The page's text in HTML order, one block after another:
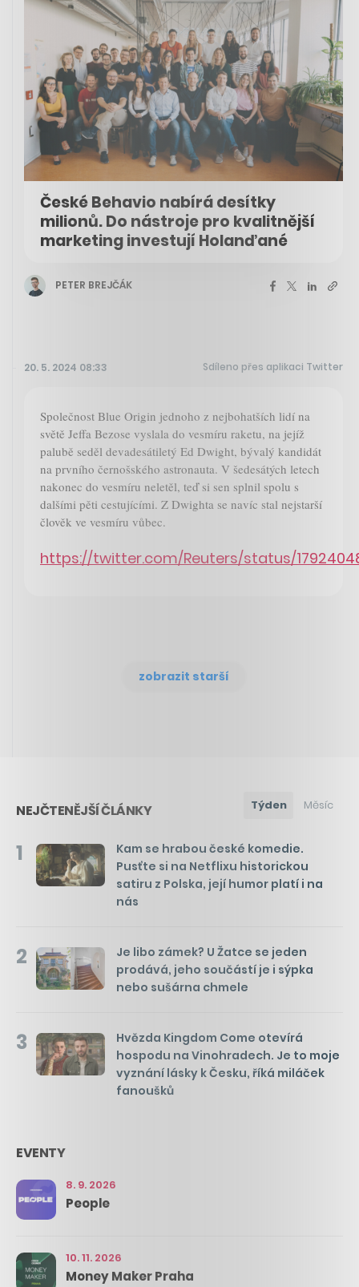
České Behavio nabírá desítky
milionů. Do nástroje pro kvalitnější
marketing investují Holanďané
PETER BREJČÁK
20. 5. 2024 08:33 Sdíleno přes aplikaci Twitter
Společnost Blue Origin jednoho z nejbohatších lidí na
světě Jeffa Bezose vyslala do vesmíru raketu, na jejíž
palubě seděl devadesátiletý Ed Dwight, bývalý kandidát
na prvního černošského astronauta. V šedesátých letech
nakonec do vesmíru neletěl, teď si sen splnil spolu s
dalšími pěti cestujícími. Z Dwighta se navíc stal nejstarší
člověk ve vesmíru vůbec.
https://twitter.com/Reuters/status/
zobrazit starší
NEJČTENĚJŠÍ ČLÁNKY Týden Měsíc
1
Kam se hrabou české komedie.
Pusťte si na Netflixu historickou
satiru z Polska, její humor platí i na
nás
2
Je libo zámek? U Žatce se jeden
prodává, jeho součástí je i sýpka
nebo sušárna chmele
3
Hvězda Kingdom Come otevírá
hospodu na Vinohradech. Je to moje
vyznání lásky k Česku, říká miláček
fanoušků
EVENTY
8. 9. 2026
People
10. 11. 2026
Money Maker Praha